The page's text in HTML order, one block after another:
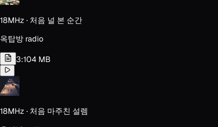
18MHz · 처음 널 본 순간
옥탑방 radio
3:104 MB
18MHz · 처음 마주친 설렘